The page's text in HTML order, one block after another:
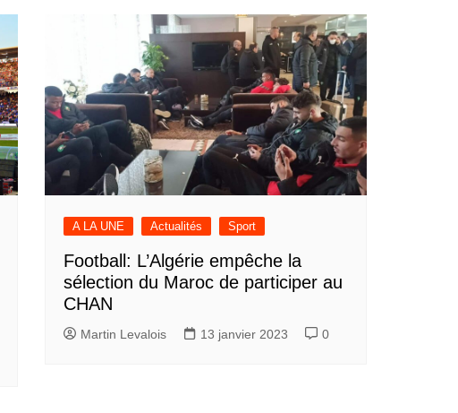
A LA UNE Actualités Sport
Football: L’Algérie empêche la
sélection du Maroc de participer au
CHAN
Martin Levalois 13 janvier 2023 0